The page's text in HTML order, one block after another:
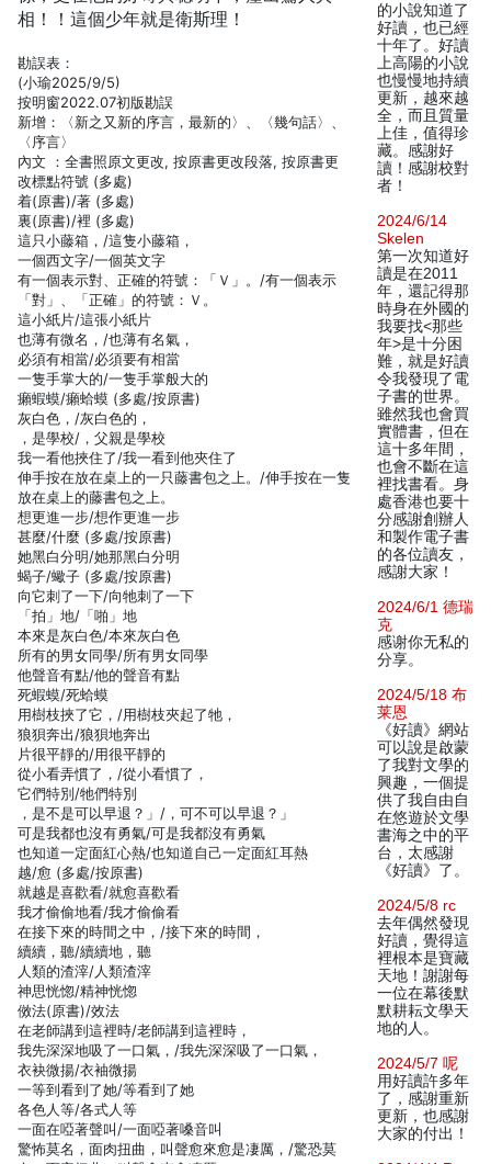
相！！這個少年就是衛斯理！
勘誤表：
(小瑜2025/9/5)
按明窗2022.07初版勘誤
新增：〈新之又新的序言，最新的〉、〈幾句話〉、
〈序言〉
內文 ：全書照原文更改, 按原書更改段落, 按原書更
改標點符號 (多處)
着(原書)/著 (多處)
裏(原書)/裡 (多處)
這只小藤箱，/這隻小藤箱，
一個西文字/一個英文字
有一個表示對、正確的符號：「Ｖ」。/有一個表示
「對」、「正確」的符號：Ｖ。
這小紙片/這張小紙片
也薄有微名，/也薄有名氣，
必須有相當/必須要有相當
一隻手掌大的/一隻手掌般大的
癩蝦蟆/癩蛤蟆 (多處/按原書)
灰白色，/灰白色的，
，是學校/，父親是學校
我一看他挾住了/我一看到他夾住了
伸手按在放在桌上的一只藤書包之上。/伸手按在一隻
放在桌上的藤書包之上。
想更進一步/想作更進一步
甚麼/什麼 (多處/按原書)
她黑白分明/她那黑白分明
蝎子/蠍子 (多處/按原書)
向它刺了一下/向牠刺了一下
「拍」地/「啪」地
本來是灰白色/本來灰白色
所有的男女同學/所有男女同學
他聲音有點/他的聲音有點
死蝦蟆/死蛤蟆
用樹枝挾了它，/用樹枝夾起了牠，
狼狽奔出/狼狽地奔出
片很平靜的/用很平靜的
從小看弄慣了，/從小看慣了，
它們特別/牠們特別
，是不是可以早退？」/，可不可以早退？」
可是我都也沒有勇氣/可是我都沒有勇氣
也知道一定面紅心熱/也知道自己一定面紅耳熱
越/愈 (多處/按原書)
就越是喜歡看/就愈喜歡看
我才偷偷地看/我才偷偷看
在接下來的時間之中，/接下來的時間，
續續，聽/續續地，聽
人類的渣滓/人類渣滓
神思恍惚/精神恍惚
傚法(原書)/效法
在老師講到這裡時/老師講到這裡時，
我先深深地吸了一口氣，/我先深深吸了一口氣，
衣袂微揚/衣袖微揚
一等到看到了她/等看到了她
各色人等/各式人等
一面在啞著聲叫/一面啞著嗓音叫
驚怖莫名，面肉扭曲，叫聲愈來愈是凄厲，/驚恐莫
的小說知道了
好讀，也已經
十年了。好讀
上高陽的小說
也慢慢地持續
更新，越來越
全，而且質量
上佳，值得珍
藏。感謝好
讀！感謝校對
者！
2024/6/14
Skelen
第一次知道好
讀是在2011
年，還記得那
時身在外國的
我要找<那些
年>是十分困
難，就是好讀
令我發現了電
子書的世界。
雖然我也會買
實體書，但在
這十多年間，
也會不斷在這
裡找書看。身
處香港也要十
分感謝創辦人
和製作電子書
的各位讀友，
感謝大家！
2024/6/1 德瑞
克
感谢你无私的
分享。
2024/5/18 布
莱恩
《好讀》網站
可以說是啟蒙
了我對文學的
興趣，一個提
供了我自由自
在悠遊於文學
書海之中的平
台，太感謝
《好讀》了。
2024/5/8 rc
去年偶然發現
好讀，覺得這
裡根本是寶藏
天地！謝謝每
一位在幕後默
默耕耘文學天
地的人。
2024/5/7 呢
用好讀許多年
了，感謝重新
更新，也感謝
大家的付出！